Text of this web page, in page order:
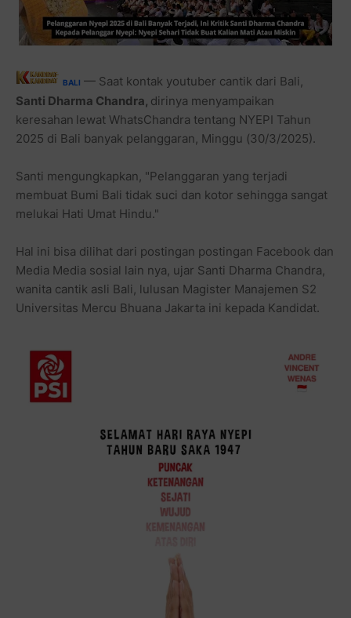
BALI — Saat kontak youtuber cantik dari Bali,
Santi Dharma Chandra, dirinya menyampaikan
keresahan lewat WhatsChandra tentang NYEPI Tahun
2025 di Bali banyak pelanggaran, Minggu (30/3/2025).
Santi mengungkapkan, "Pelanggaran yang terjadi
membuat Bumi Bali tidak suci dan kotor sehingga sangat
melukai Hati Umat Hindu."
Hal ini bisa dilihat dari postingan postingan Facebook dan
Media Media sosial lain nya, ujar Santi Dharma Chandra,
wanita cantik asli Bali, lulusan Magister Manajemen S2
Universitas Mercu Bhuana Jakarta ini kepada Kandidat.